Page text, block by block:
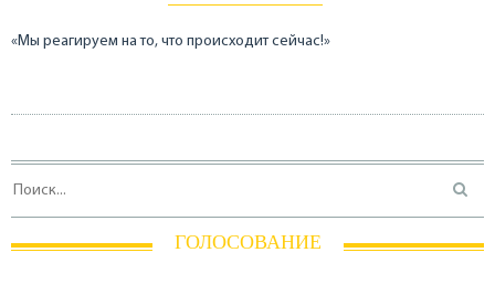
«Мы реагируем на то, что происходит сейчас!»
ГОЛОСОВАНИЕ